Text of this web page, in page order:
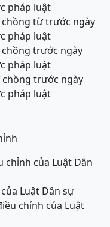
pháp luật
chồng từ trước ngày
pháp luật
chồng trước ngày
pháp luật
chồng trước ngày
pháp luật
chỉnh của Luật Dân
Luật Dân sự
chỉnh của Luật